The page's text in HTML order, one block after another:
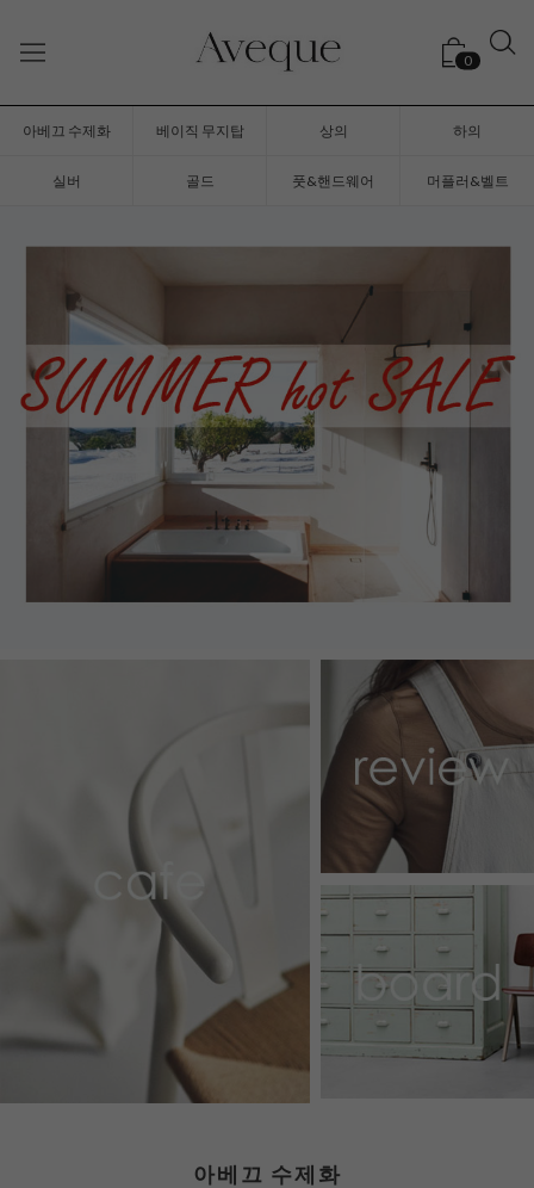
0
아베끄 수제화 베이직 무지탑 상의 하의
실버 골드 풋&핸드웨어 머플러&벨트
아베끄 수제화